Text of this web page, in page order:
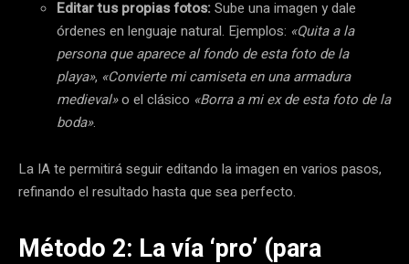
Editar tus propias fotos:Sube una imagen y dale
órdenes en lenguaje natural. Ejemplos: «Quita a la
persona que aparece al fondo de esta foto de la
playa», «Convierte mi camiseta en una armadura
medieval»o el clásico «Borra a mi ex de esta foto de la
boda».
La IA te permitirá seguir editando la imagen en varios pasos,
refinando el resultado hasta que sea perfecto.
Método 2: La vía ‘pro’ (para